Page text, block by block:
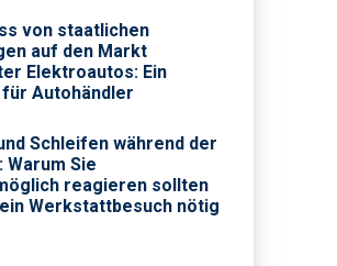
von staatlichen
auf den Markt
Elektroautos: Ein
Autohändler
Schleifen während der
Sie
reagieren sollten
Werkstattbesuch nötig